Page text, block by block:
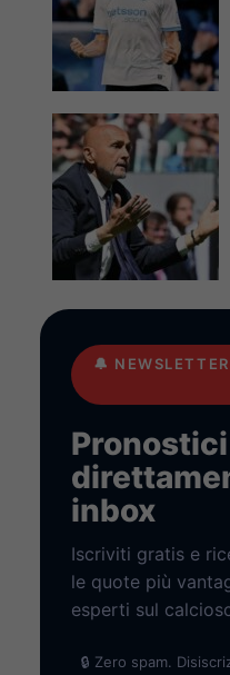
🔔
inbox
Iscriviti gratis e
le quote più
esperti sul
🔒 Zero spam.